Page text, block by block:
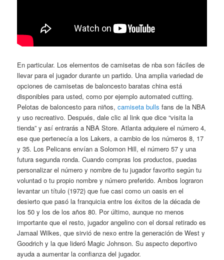
En particular. Los elementos de camisetas de nba son fáciles de
llevar para el jugador durante un partido. Una amplia variedad de
opciones de camisetas de baloncesto baratas china está
disponibles para usted, como por ejemplo automated cutting.
Pelotas de baloncesto para niños,camiseta bulls fans de la NBA
y uso recreativo. Después, dale clic al link que dice “visita la
tienda” y así entrarás a NBA Store. Atlanta adquiere el número 4,
ese que pertenecía a los Lakers, a cambio de los números 8, 17
y 35. Los Pelicans envían a Solomon Hill, el número 57 y una
futura segunda ronda. Cuando compras los productos, puedas
personalizar el número y nombre de tu jugador favorito según tu
voluntad o tu propio nombre y número preferido. Ambos lograron
levantar un título (1972) que fue casi como un oasis en el
desierto que pasó la franquicia entre los éxitos de la década de
los 50 y los de los años 80. Por último, aunque no menos
importante que el resto, jugador angelino con el dorsal retirado es
Jamaal Wilkes, que sirvió de nexo entre la generación de West y
Goodrich y la que lideró Magic Johnson. Su aspecto deportivo
ayuda a aumentar la confianza del jugador.